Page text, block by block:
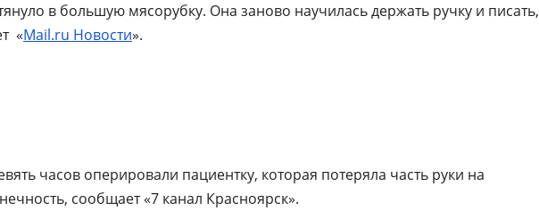
в большую мясорубку. Она заново научилась держать ручку и писать,
«Mail.ru Новости».
часов оперировали пациентку, которая потеряла часть руки на
сообщает «7 канал Красноярск».